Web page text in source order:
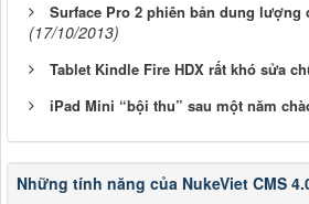
Surface Pro 2 phiên bản dung lượng
(17/10/2013)
Tablet Kindle Fire HDX rất khó sửa
iPad Mini “bội thu” sau một năm
Những tính năng của NukeViet CMS